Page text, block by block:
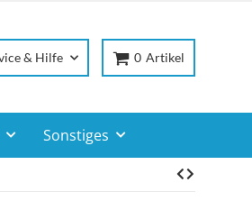
& Hilfe 0 Artikel
Sonstiges